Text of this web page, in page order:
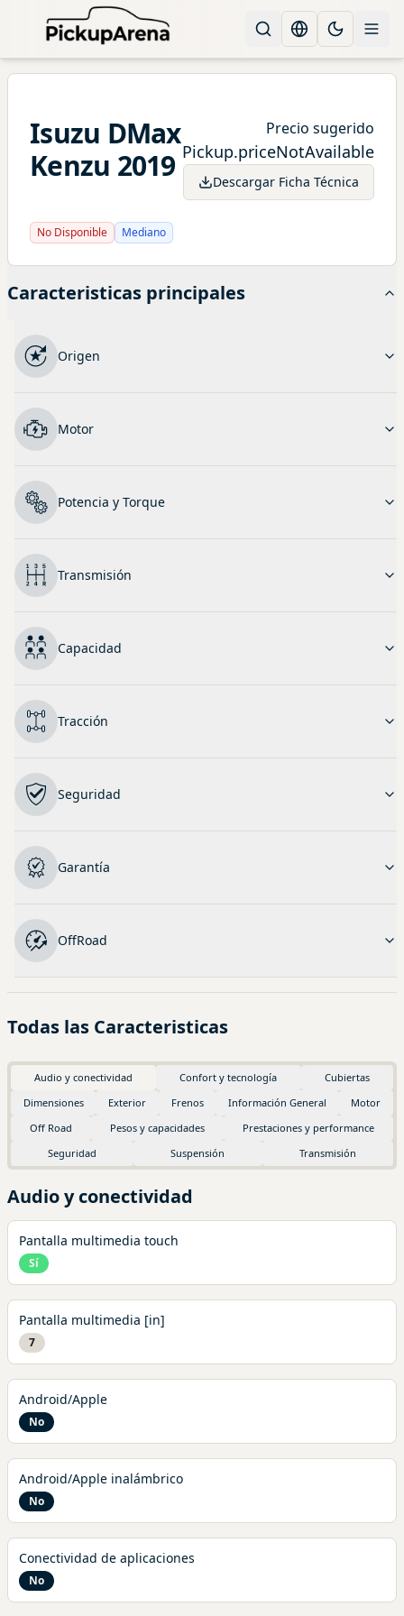
ChangeToggle
Isuzu DMax
Kenzu 2019
Precio sugerido
Pickup.priceNotAvailable
Descargar Ficha Técnica
No Disponible Mediano
Caracteristicas principales
Origen
Motor
Potencia y Torque
Transmisión
Capacidad
Tracción
Seguridad
Garantía
OffRoad
Todas las Caracteristicas
Audio y conectividad Confort y tecnología
Cubiertas
Dimensiones
Exterior Frenos Información General
Motor
Off Road
Pesos y capacidades
Prestaciones y performance
Seguridad
Suspensión Transmisión
Audio y conectividad
Pantalla multimedia touch
Sí
Pantalla multimedia [in]
7
Android/Apple
No
Android/Apple inalámbrico
No
Conectividad de aplicaciones
No